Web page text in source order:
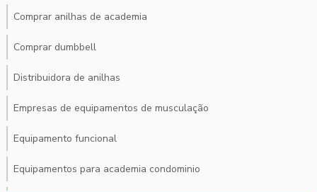
Comprar anilhas de academia
Comprar dumbbell
Distribuidora de anilhas
Empresas de equipamentos de musculação
Equipamento funcional
Equipamentos para academia condominio